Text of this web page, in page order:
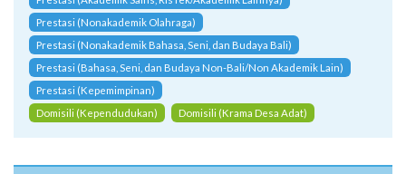
Prestasi (Akademik Sains, RisTek/Akademik Lainnya)
Prestasi (Nonakademik Olahraga)
Prestasi (Nonakademik Bahasa, Seni, dan Budaya Bali)
Prestasi (Bahasa, Seni, dan Budaya Non-Bali/Non Akademik Lain)
Prestasi (Kepemimpinan)
Domisili (Kependudukan)
Domisili (Krama Desa Adat)